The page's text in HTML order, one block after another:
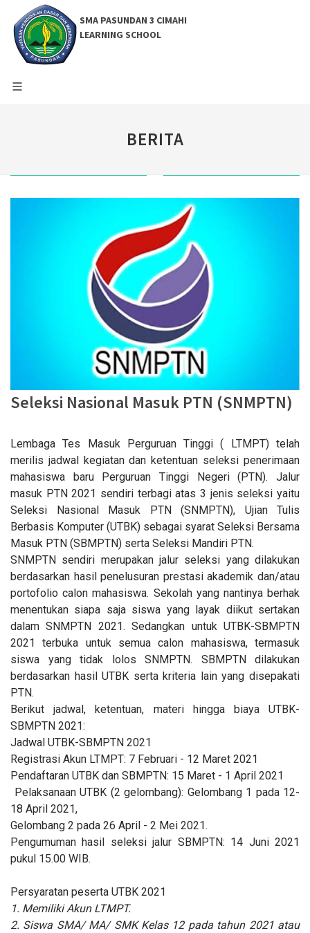
SMA PASUNDAN 3 CIMAHI
LEARNING SCHOOL
BERITA
Seleksi Nasional Masuk PTN (SNMPTN)
Lembaga Tes Masuk Perguruan Tinggi ( LTMPT) telah
merilis jadwal kegiatan dan ketentuan seleksi penerimaan
mahasiswa baru Perguruan Tinggi Negeri (PTN). Jalur
masuk PTN 2021 sendiri terbagi atas 3 jenis seleksi yaitu
Seleksi Nasional Masuk PTN (SNMPTN), Ujian Tulis
Berbasis Komputer (UTBK) sebagai syarat Seleksi Bersama
Masuk PTN (SBMPTN) serta Seleksi Mandiri PTN.
SNMPTN sendiri merupakan jalur seleksi yang dilakukan
berdasarkan hasil penelusuran prestasi akademik dan/atau
portofolio calon mahasiswa. Sekolah yang nantinya berhak
menentukan siapa saja siswa yang layak diikut sertakan
dalam SNMPTN 2021. Sedangkan untuk UTBK-SBMPTN
2021 terbuka untuk semua calon mahasiswa, termasuk
siswa yang tidak lolos SNMPTN. SBMPTN dilakukan
berdasarkan hasil UTBK serta kriteria lain yang disepakati
PTN.
Berikut jadwal, ketentuan, materi hingga biaya UTBK-
SBMPTN 2021:
Jadwal UTBK-SBMPTN 2021
Registrasi Akun LTMPT: 7 Februari - 12 Maret 2021
Pendaftaran UTBK dan SBMPTN: 15 Maret - 1 April 2021
Pelaksanaan UTBK (2 gelombang): Gelombang 1 pada 12-
18 April 2021,
Gelombang 2 pada 26 April - 2 Mei 2021.
Pengumuman hasil seleksi jalur SBMPTN: 14 Juni 2021
pukul 15.00 WIB.
Persyaratan peserta UTBK 2021
1. Memiliki Akun LTMPT.
2. Siswa SMA/ MA/ SMK Kelas 12 pada tahun 2021 atau